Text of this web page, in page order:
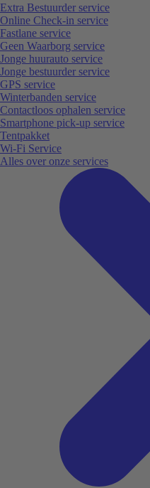
Extra Bestuurder service
Online Check-in service
Fastlane service
Geen Waarborg service
Jonge huurauto service
Jonge bestuurder service
GPS service
Winterbanden service
Contactloos ophalen service
Smartphone pick-up service
Tentpakket
Wi-Fi Service
Alles over onze services